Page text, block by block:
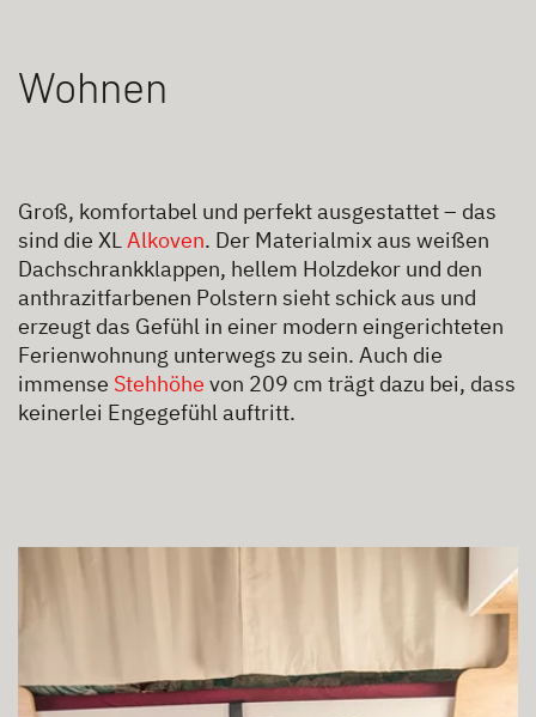
Wohnen
Groß, komfortabel und perfekt ausgestattet – das
sind die XLAlkoven. Der Materialmix aus weißen
Dachschrankklappen, hellem Holzdekor und den
anthrazitfarbenen Polstern sieht schick aus und
erzeugt das Gefühl in einer modern eingerichteten
Ferienwohnung unterwegs zu sein. Auch die
immense Stehhöhe von 209 cm trägt dazu bei, dass
keinerlei Engegefühl auftritt.